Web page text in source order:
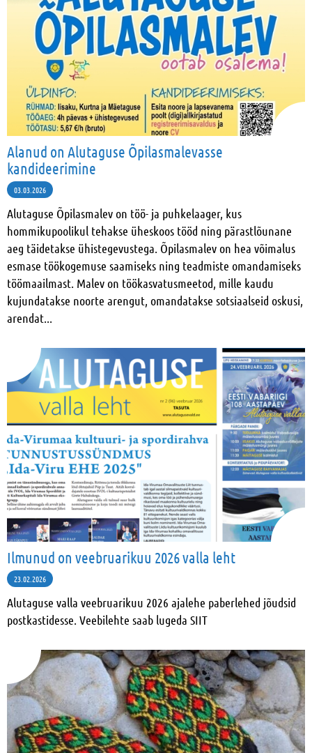
Alanud on Alutaguse Õpilasmalevasse
kandideerimine
03.03.2026
Alutaguse Õpilasmalev on töö- ja puhkelaager, kus
hommikupoolikul tehakse üheskoos tööd ning pärastlõunane
aeg täidetakse ühistegevustega. Õpilasmalev on hea võimalus
esmase töökogemuse saamiseks ning teadmiste omandamiseks
töömaailmast. Malev on töökasvatusmeetod, mille kaudu
kujundatakse noorte arengut, omandatakse sotsiaalseid oskusi,
arendat...
Ilmunud on veebruarikuu 2026 valla leht
23.02.2026
Alutaguse valla veebruarikuu 2026 ajalehe paberlehed jõudsid
postkastidesse. Veebilehte saab lugeda SIIT